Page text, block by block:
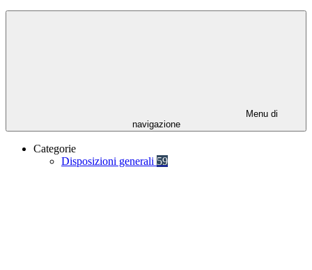
Menu di
navigazione
Categorie
Disposizioni generali 59